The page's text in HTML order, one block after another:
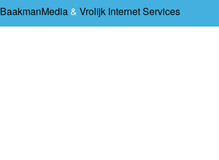
BaakmanMedia& Vrolijk Internet Services